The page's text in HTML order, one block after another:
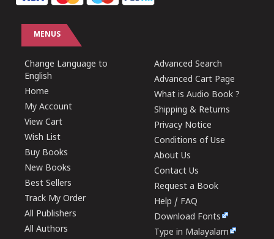
MENUS
Change Language to
English
Home
My Account
View Cart
Wish List
Buy Books
New Books
Best Sellers
Track My Order
All Publishers
All Authors
Advanced Search
Advanced Cart Page
What is Audio Book ?
Shipping & Returns
Privacy Notice
Conditions of Use
About Us
Contact Us
Request a Book
Help / FAQ
Download Fonts
Type in Malayalam